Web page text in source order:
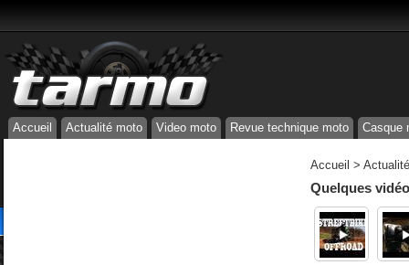
Accueil Actualité moto Video moto Revue technique moto Casque
Accueil >
Quelques